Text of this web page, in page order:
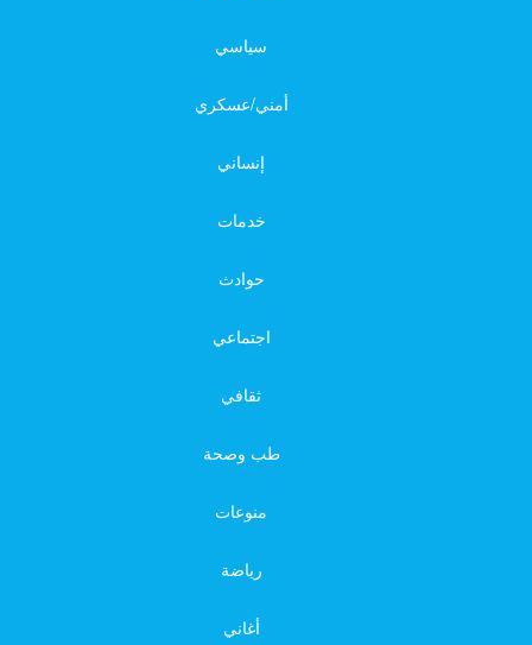
سياسي
أمني/عسكري
إنساني
خدمات
حوادث
اجتماعي
ثقافي
طب وصحة
منوعات
رياضة
أغاني